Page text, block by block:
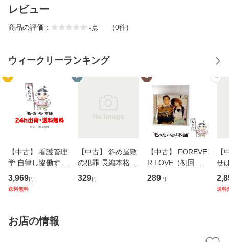
レビュー
商品の評価： -点 (0件)
ウィークリーランキング
1
【中古】 看護管理
学 自律し協働する
専門職の看護マネ
ジメントスキル 改
恵 藤本幸三 / 南江
堂 [単行
3,969円
送料無料
2
【中古】 斜め屋敷
の犯罪 長編本格推
理小説 (光文社文
庫) / 島田荘司 / 光
329円
3
【中古】 FOREVE
R LOVE（初回生
産限定盤） / 清水
翔太×加藤ミリヤ /
289円
4
【
せ
タ
送料
お店の情報